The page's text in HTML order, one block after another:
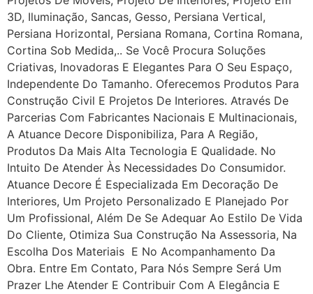
3D, Iluminação, Sancas, Gesso, Persiana Vertical,
Persiana Horizontal, Persiana Romana, Cortina Romana,
Cortina Sob Medida,.. Se Você Procura Soluções
Criativas, Inovadoras E Elegantes Para O Seu Espaço,
Independente Do Tamanho. Oferecemos Produtos Para
Construção Civil E Projetos De Interiores. Através De
Parcerias Com Fabricantes Nacionais E Multinacionais,
A Atuance Decore Disponibiliza, Para A Região,
Produtos Da Mais Alta Tecnologia E Qualidade. No
Intuito De Atender Às Necessidades Do Consumidor.
Atuance Decore É Especializada Em Decoração De
Interiores, Um Projeto Personalizado E Planejado Por
Um Profissional, Além De Se Adequar Ao Estilo De Vida
Do Cliente, Otimiza Sua Construção Na Assessoria, Na
Escolha Dos Materiais E No Acompanhamento Da
Obra. Entre Em Contato, Para Nós Sempre Será Um
Prazer Lhe Atender E Contribuir Com A Elegância E